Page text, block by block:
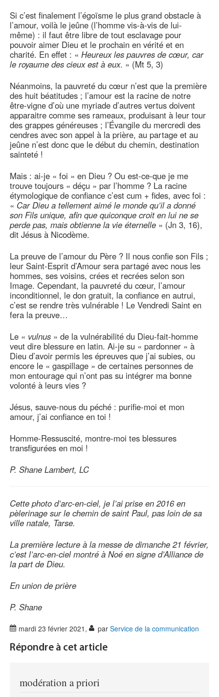
Si c’est finalement l’égoïsme le plus grand obstacle à
l’amour, voilà le jeûne (l’homme vis-à-vis de lui-
même) : il faut être libre de tout esclavage pour
pouvoir aimer Dieu et le prochain en vérité et en
charité. En effet : « Heureux les pauvres de cœur, car
le royaume des cieux est à eux. » (Mt 5, 3)
Néanmoins, la pauvreté du cœur n’est que la première
des huit béatitudes ; l’amour est la racine de notre
être-vigne d’où une myriade d’autres vertus doivent
apparaitre comme ses rameaux, produisant à leur tour
des grappes généreuses ; l’Évangile du mercredi des
cendres avec son appel à la prière, au partage et au
jeûne n’est donc que le début du chemin, destination
sainteté !
Mais : ai-je « foi » en Dieu ? Ou est-ce-que je me
trouve toujours « déçu » par l’homme ? La racine
étymologique de confiance c’est cum + fides, avec foi :
« Car Dieu a tellement aimé le monde qu’il a donné
son Fils unique, afin que quiconque croit en lui ne se
perde pas, mais obtienne la vie éternelle » (Jn 3, 16),
dit Jésus à Nicodème.
La preuve de l’amour du Père ? Il nous confie son Fils ;
leur Saint-Esprit d’Amour sera partagé avec nous les
hommes, ses voisins, crées et recrées selon son
Image. Cependant, la pauvreté du cœur, l’amour
inconditionnel, le don gratuit, la confiance en autrui,
c’est se rendre très vulnérable ! Le Vendredi Saint en
fera la preuve…
Le « vulnus » de la vulnérabilité du Dieu-fait-homme
veut dire blessure en latin. Ai-je su « pardonner » à
Dieu d’avoir permis les épreuves que j’ai subies, ou
encore le « gaspillage » de certaines personnes de
mon entourage qui n’ont pas su intégrer ma bonne
volonté à leurs vies ?
Jésus, sauve-nous du péché : purifie-moi et mon
amour, j’ai confiance en toi !
Homme-Ressuscité, montre-moi tes blessures
transfigurées en moi !
P. Shane Lambert, LC
Cette photo d’arc-en-ciel, je l’ai prise en 2016 en
pèlerinage sur le chemin de saint Paul, pas loin de sa
ville natale, Tarse.
La première lecture à la messe de dimanche 21 février,
c’est l’arc-en-ciel montré à Noé en signe d’Alliance de
la part de Dieu.
En union de prière
P. Shane
mardi 23 février 2021 , par Service de la communication
Répondre à cet article
modération a priori